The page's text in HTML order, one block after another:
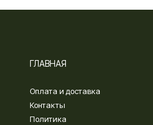
ГЛАВНАЯ
Оплата и доставка
Контакты
Политика